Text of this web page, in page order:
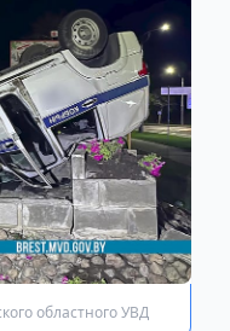
областного УВД